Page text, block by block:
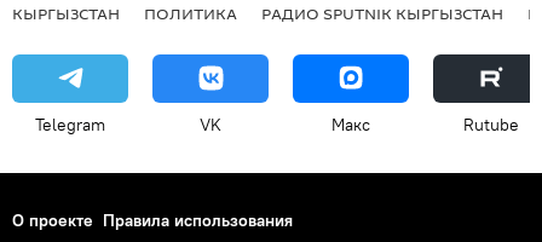
КЫРГЫЗСТАН ПОЛИТИКА РАДИО SPUTNIK КЫРГЫЗСТАН
Telegram VK Макс Rutube
О проекте Правила использования